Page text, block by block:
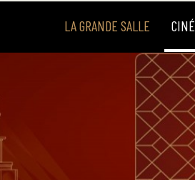
LA GRANDE SALLE